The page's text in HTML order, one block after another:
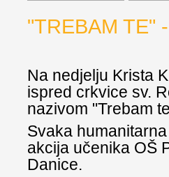
"TREBAM TE"
Na nedjelju Krista
ispred crkvice sv.
nazivom "Trebam
Svaka
akcija učenika OŠ
Danice.